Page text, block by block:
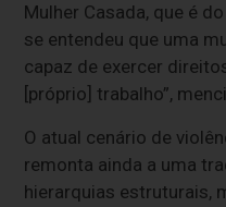
Mulher Casada, que é
se entendeu que uma
capaz de exercer
[próprio] trabalho”,
O atual cenário de
remonta ainda a uma
hierarquias estruturais,